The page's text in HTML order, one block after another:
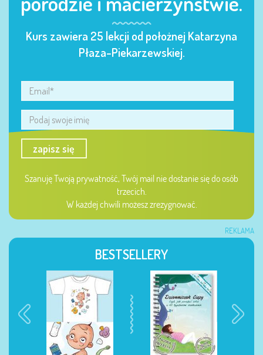
Kurs zawiera 25 lekcji od położnej Katarzyna
Płaza-Piekarzewskiej.
zapisz się
Szanuję Twoją prywatność, Twój mail nie dostanie się do osób
trzecich.
W każdej chwili możesz zrezygnować.
REKLAMA
BESTSELLERY